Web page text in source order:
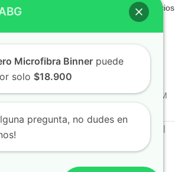
Iluminacion
Fijaciones
Y
Construccion
Mayorista
De Negocio
Nuevo
Servicios
FERREPINTURASABG123@GMAIL.COM
los derechos reservados Ferreteriaabg |
Política de privacidad
porNaotechdigital
Microfibra Binner puede
solo $18.900
pregunta, no dudes en